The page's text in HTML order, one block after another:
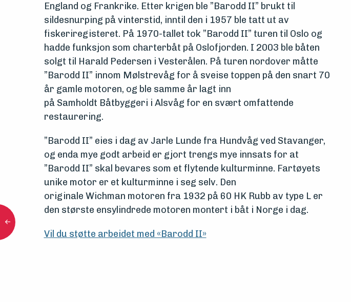
Aktuelt
Arrangementer
England og Frankrike. Etter krigen ble ”Barodd II” brukt til
sildesnurping på vinterstid, inntil den i 1957 ble tatt ut av
fiskeriregisteret. På 1970-tallet tok ”Barodd II” turen til Oslo og
hadde funksjon som charterbåt på Oslofjorden. I 2003 ble båten
solgt til Harald Pedersen i Vesterålen. På turen nordover måtte
”Barodd II” innom Mølstrevåg for å sveise toppen på den snart 70
år gamle motoren, og ble samme år lagt inn
på Samholdt Båtbyggeri i Alsvåg for en svært omfattende
restaurering.
”Barodd II” eies i dag av Jarle Lunde fra Hundvåg ved Stavanger,
og enda mye godt arbeid er gjort trengs mye innsats for at
”Barodd II” skal bevares som et flytende kulturminne. Fartøyets
unike motor er et kulturminne i seg selv. Den
originale Wichman motoren fra 1932 på 60 HK Rubb av type L er
den største ensylindrede motoren montert i båt i Norge i dag.
Vil du støtte arbeidet med «Barodd II»